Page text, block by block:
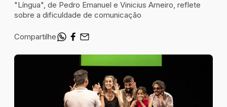
"Língua", de Pedro Emanuel e Vinicius Arneiro, reflete
sobre a dificuldade de comunicação
Compartilhe